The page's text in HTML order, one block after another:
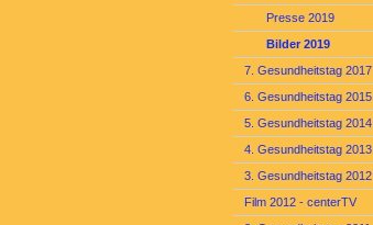
Presse 2019
Bilder 2019
7. Gesundheitstag 2017
6. Gesundheitstag 2015
5. Gesundheitstag 2014
4. Gesundheitstag 2013
3. Gesundheitstag 2012
Film 2012 - centerTV